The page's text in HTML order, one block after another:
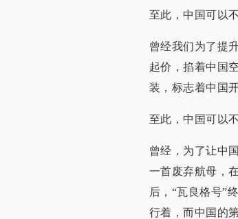
至此，中国可以
曾经我们为了提
起价，掐着中国
装，标志着中国
至此，中国可以
曾经，为了让中
一首废弃航母，
后，“瓦良格号”
行着，而中国的